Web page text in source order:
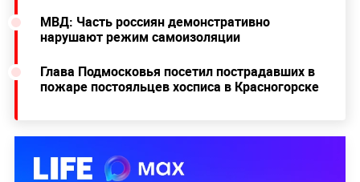
МВД: Часть россиян демонстративно
нарушают режим самоизоляции
Глава Подмосковья посетил пострадавших в
пожаре постояльцев хосписа в Красногорске